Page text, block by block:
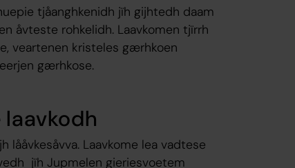
tjåanghkenidh jïh gijhtedh daam
åvteste rohkelidh. Laavkomen tjïrrh
veartenen kristeles gærhkoen
gærhkose.
lååvkesåvva. Laavkome lea vadtese
jïh Jupmelen gieriesvoetem